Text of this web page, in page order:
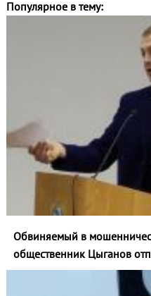
Популярное в тему:
Обвиняемый в
общественник Цыганов